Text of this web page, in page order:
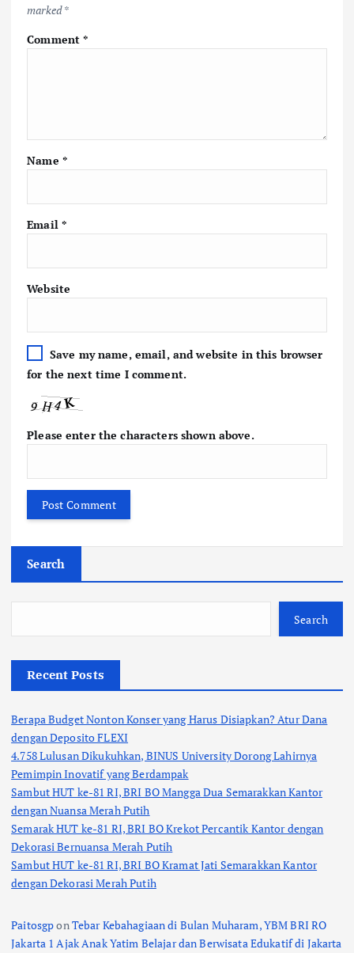
marked*
Comment*
Name *
Email *
Website
Save my name, email, and website in this browser
for the next time I comment.
Please enter the characters shown above.
Search
Search
Recent Posts
Berapa Budget Nonton Konser yang Harus Disiapkan? Atur Dana
dengan Deposito FLEXI
4.758 Lulusan Dikukuhkan, BINUS University Dorong Lahirnya
Pemimpin Inovatif yang Berdampak
Sambut HUT ke-81 RI, BRI BO Mangga Dua Semarakkan Kantor
dengan Nuansa Merah Putih
Semarak HUT ke-81 RI, BRI BO Krekot Percantik Kantor dengan
Dekorasi Bernuansa Merah Putih
Sambut HUT ke-81 RI, BRI BO Kramat Jati Semarakkan Kantor
dengan Dekorasi Merah Putih
PaitosgponTebar Kebahagiaan di Bulan Muharam, YBM BRI RO
Jakarta 1 Ajak Anak Yatim Belajar dan Berwisata Edukatif di Jakarta